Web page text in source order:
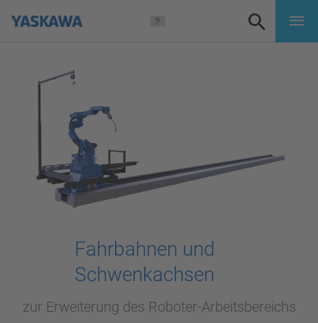
Fahrbahnen und
Schwenkachsen
zur Erweiterung des Roboter-Arbeitsbereichs